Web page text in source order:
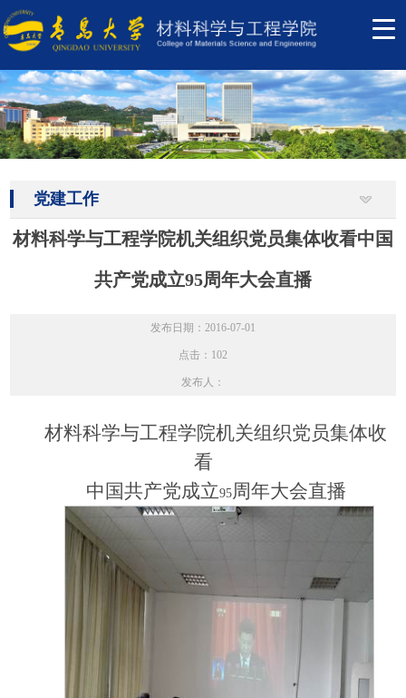
党建工作
材料科学与工程学院机关组织党员集体收看中国
共产党成立95周年大会直播
发布日期：2016-07-01
点击： 102
发布人：
材料科学与工程学院机关组织党员集体收
看
中国共产党成立95周年大会直播